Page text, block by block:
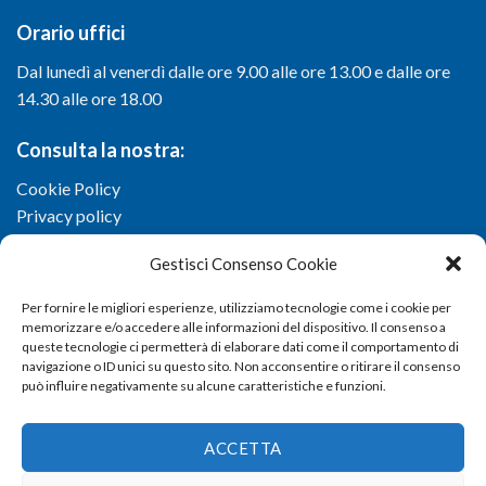
Gestisci Consenso Cookie
Per fornire le migliori esperienze, utilizziamo tecnologie come i cookie per
memorizzare e/o accedere alle informazioni del dispositivo. Il consenso a
queste tecnologie ci permetterà di elaborare dati come il comportamento di
navigazione o ID unici su questo sito. Non acconsentire o ritirare il consenso
può influire negativamente su alcune caratteristiche e funzioni.
ACCETTA
Orario uffici
Dal lunedì al venerdì dalle ore 9.00 alle ore 13.00 e dalle ore
14.30 alle ore 18.00
Consulta la nostra:
Cookie Policy
Privacy policy